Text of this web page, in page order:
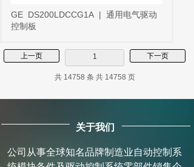
GE DS200LDCCG1A | 通用电气驱动
控制板
上一页 1 下一页
共 14758 条 共 14758 页
关于我们
公司从事全球知名品牌制造业自动控制系